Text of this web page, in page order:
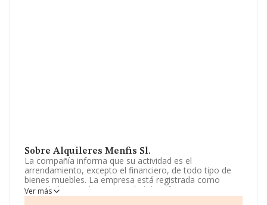
Sobre Alquileres Menfis Sl.
La compañía informa que su actividad es el
arrendamiento, excepto el financiero, de todo tipo de
bienes muebles. La empresa está registrada como
Sociedad Limitada. La actividad de referencia CNAE
corresponde a 'Alquiler de otra maquinaria, equipos y
Ver más